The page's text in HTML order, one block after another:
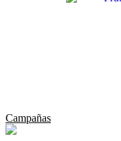
Campañas